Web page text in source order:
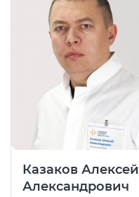
Казаков Алексей
Александрович